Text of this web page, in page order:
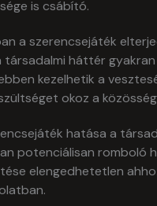
is csábító.
a szerencsejáték
társadalmi háttér
kezelhetik a
okoz a
hatása a
potenciálisan romboló
elengedhetetlen